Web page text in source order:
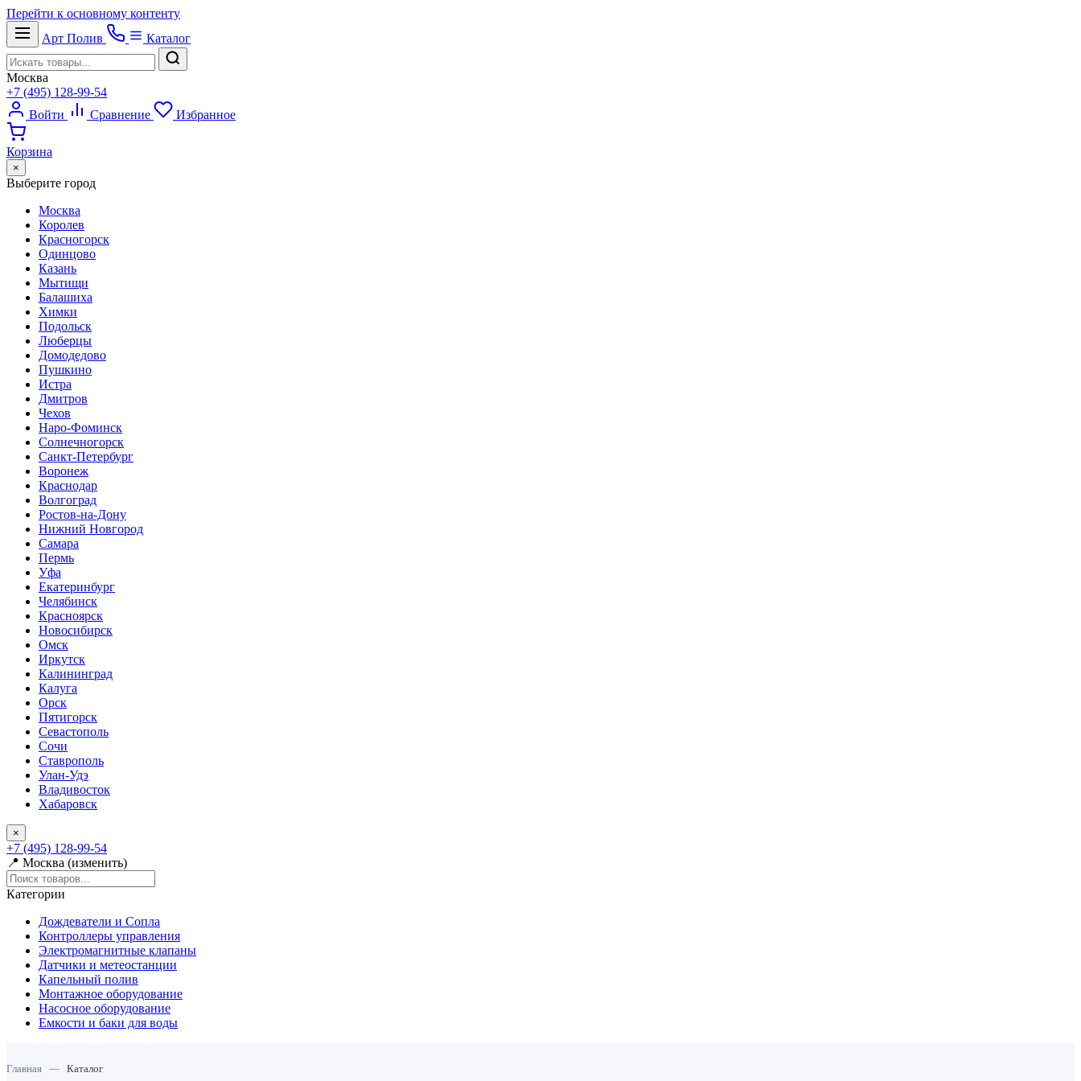
Перейти к основному контенту
Арт Полив Каталог
Москва
+7 (495) 128-99-54
Войти
Сравнение Избранное
Корзина
×
Выберите город
Москва
Королев
Красногорск
Одинцово
Казань
Мытищи
Балашиха
Химки
Подольск
Люберцы
Домодедово
Пушкино
Истра
Дмитров
Чехов
Наро-Фоминск
Солнечногорск
Санкт-Петербург
Воронеж
Краснодар
Волгоград
Ростов-на-Дону
Нижний Новгород
Самара
Пермь
Уфа
Екатеринбург
Челябинск
Красноярск
Новосибирск
Омск
Иркутск
Калининград
Калуга
Орск
Пятигорск
Севастополь
Сочи
Ставрополь
Улан-Удэ
Владивосток
Хабаровск
×
+7 (495) 128-99-54
📍 Москва (изменить)
Категории
Дождеватели и Сопла
Контроллеры управления
Электромагнитные клапаны
Датчики и метеостанции
Капельный полив
Монтажное оборудование
Насосное оборудование
Емкости и баки для воды
Главная — Каталог